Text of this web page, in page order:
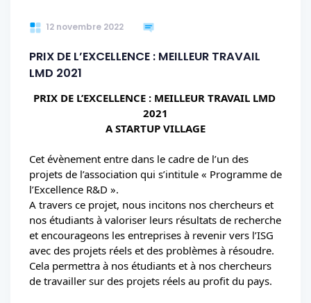
12 novembre 2022
PRIX DE L’EXCELLENCE : MEILLEUR TRAVAIL
LMD 2021
PRIX DE L’EXCELLENCE : MEILLEUR TRAVAIL LMD
2021
A STARTUP VILLAGE
Cet évènement entre dans le cadre de l’un des
projets de l’association qui s’intitule « Programme de
l’Excellence R&D ».
A travers ce projet, nous incitons nos chercheurs et
nos étudiants à valoriser leurs résultats de recherche
et encourageons les entreprises à revenir vers l’ISG
avec des projets réels et des problèmes à résoudre.
Cela permettra à nos étudiants et à nos chercheurs
de travailler sur des projets réels au profit du pays.